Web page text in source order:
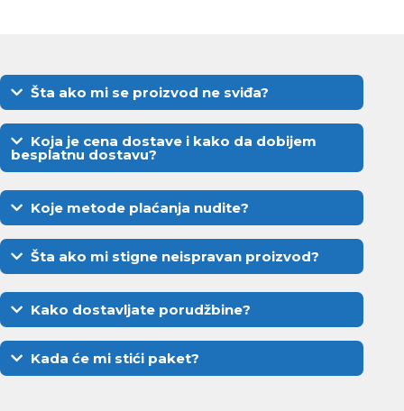
Šta ako mi se proizvod ne sviđa?
Koja je cena dostave i kako da dobijem
besplatnu dostavu?
Koje metode plaćanja nudite?
Šta ako mi stigne neispravan proizvod?
Kako dostavljate porudžbine?
Kada će mi stići paket?